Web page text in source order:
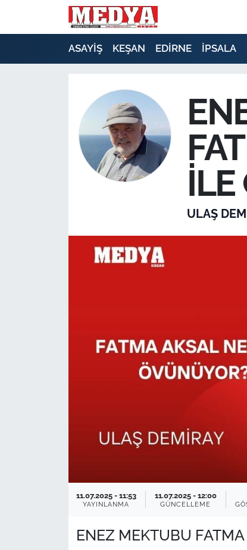
ASAYİŞ KEŞAN EDİRNE İPSALA
İLE
ULAŞ
11.07.2025 - 11:53
YAYINLANMA
11.07.2025 - 12:00
GÜNCELLEME
ENEZ MEKTUBU
KIRKLARELİ
ÇANAKKALE